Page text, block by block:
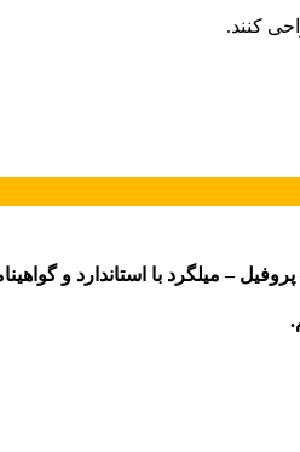
– میلگرد با استاندارد و